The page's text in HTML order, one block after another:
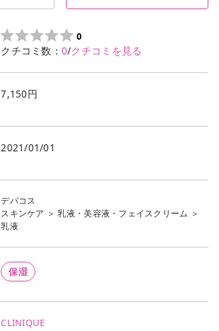
0
クチコミ数： 0/クチコミを見る
7,150円
2021/01/01
デパコス
スキンケア ＞乳液・美容液・フェイスクリーム ＞
乳液
保湿
CLINIQUE